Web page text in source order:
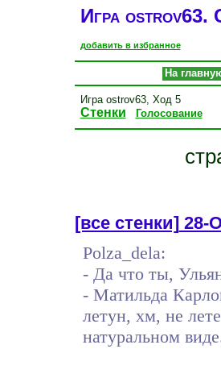
Игра ostrov63.
добавить в избранное
На
Игра ostrov63, Ход 5
Стенки Голосование
[все стенки]28-
Polza_dela:
- Да что ты,
- Матильда
летун, хм, не
натуральном